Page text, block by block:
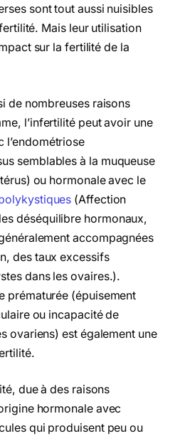
sont tout aussi nuisibles
Mais leur utilisation
sur la fertilité de la
de nombreuses raisons
l’infertilité peut avoir une
l’endométriose
semblables à la muqueuse
ou hormonale avec le
(Affection
déséquilibre hormonaux,
accompagnées
des taux excessifs
dans les ovaires.).
prématurée (épuisement
ou incapacité de
ovariens) est également une
due à des raisons
hormonale avec
qui produisent peu ou